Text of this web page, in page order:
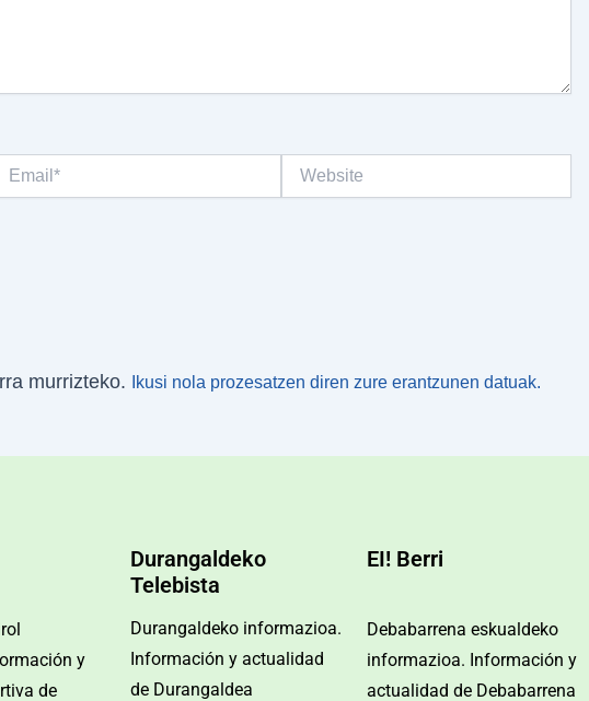
Website
murrizteko. Ikusi nola prozesatzen diren zure erantzunen datuak.
y
de
Durangaldeko
Telebista
Durangaldeko informazioa.
Información y actualidad
de Durangaldea
EI! Berri
Debabarrena eskualdeko
informazioa. Información y
actualidad de Debabarrena